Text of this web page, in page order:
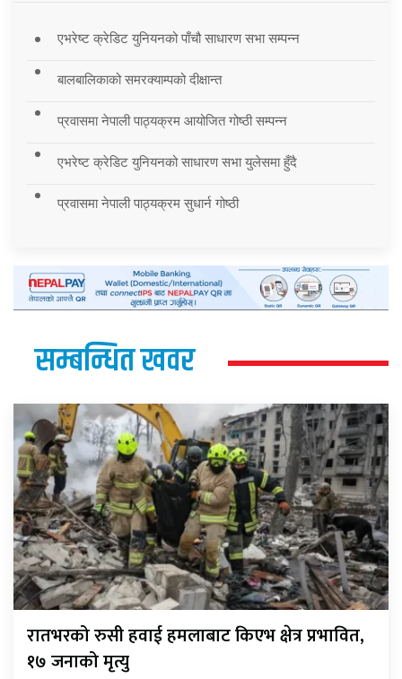
एभरेष्ट क्रेडिट युनियनको पाँचौ साधारण सभा सम्पन्न
बालबालिकाको समरक्याम्पको दीक्षान्त
प्रवासमा नेपाली पाठ्यक्रम आयोजित गोष्ठी सम्पन्न
एभरेष्ट क्रेडिट युनियनको साधारण सभा युलेसमा हुँदै
प्रवासमा नेपाली पाठ्यक्रम सुधार्न गोष्ठी
सम्बन्धित खवर
रातभरको रुसी हवाई हमलाबाट किएभ क्षेत्र प्रभावित,
१७ जनाको मृत्यु